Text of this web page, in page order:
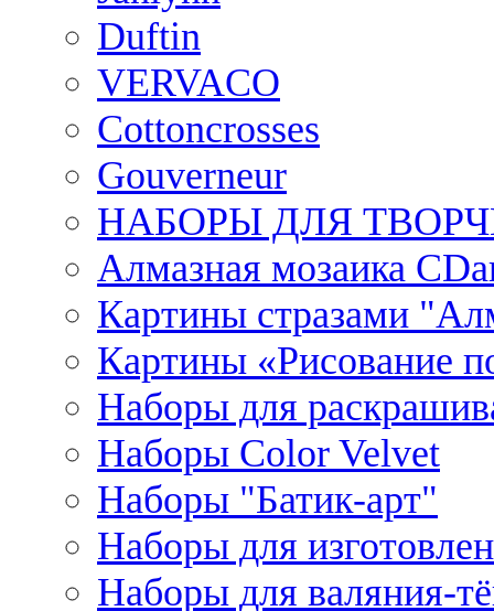
Duftin
VERVACO
Cottoncrosses
Gouverneur
НАБОРЫ ДЛЯ
Алмазная мозаика
Картины стразами
Картины «Рисование
Наборы для
Наборы Сolor Velvet
Наборы "Батик-арт"
Наборы для
Наборы для валяния-